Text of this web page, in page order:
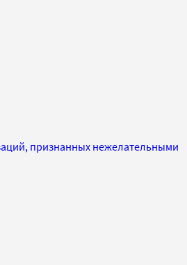
признанных нежелательными